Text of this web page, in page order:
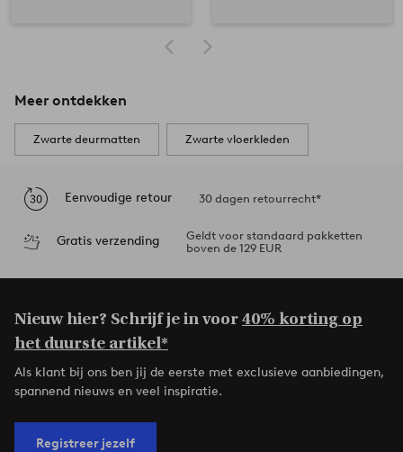
Meer ontdekken
Zwarte deurmatten Zwarte vloerkleden
Eenvoudige retour 30 dagen retourrecht*
Gratis verzending
Geldt voor standaard pakketten
boven de 129 EUR
Nieuw hier? Schrijf je in voor40% korting op
het duurste artikel*
Als klant bij ons ben jij de eerste met exclusieve aanbiedingen,
spannend nieuws en veel inspiratie.
Registreer jezelf